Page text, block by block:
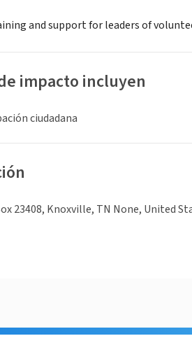
and support for leaders of
impacto incluyen
ciudadana
23408, Knoxville, TN None, United